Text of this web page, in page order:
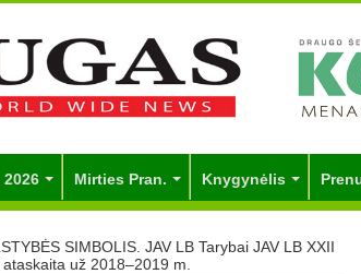
Mirties Pran. Knygynėlis
SIMBOLIS. JAV LB Tarybai JAV LB XXII
už 2018–2019 m.